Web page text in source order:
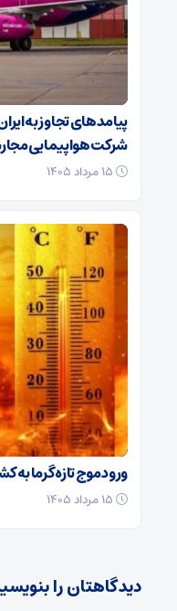
شرکت هواپیمایی
ورود موج تازه گرما به
دیدگاهتان را